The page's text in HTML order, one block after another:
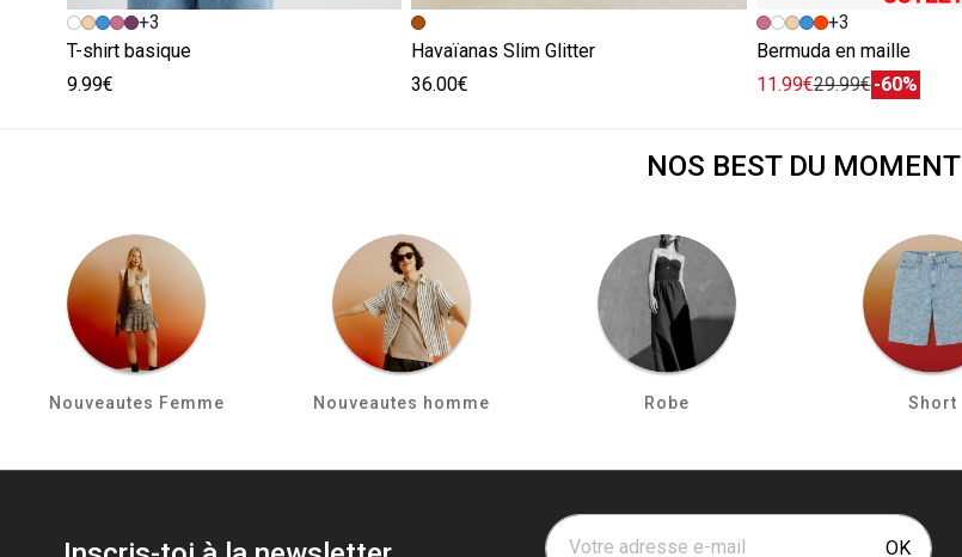
+3
T-shirt basique
9.99€
Havaïanas Slim Glitter
36.00€
+3
Bermuda en maille
11.99€29.99€-60%
NOS BEST DU MOMENT
Nouveautes Femme Nouveautes homme Robe Short
Votre adresse e-mail OK